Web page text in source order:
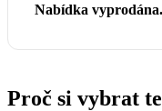
Nabídka
Proč si vybrat